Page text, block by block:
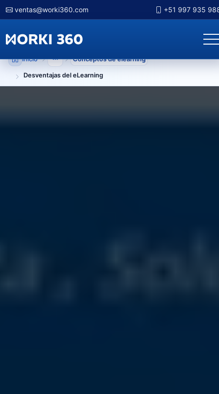
ventas@worki360.com +51 997 935
Inicio Mostrar niveles anteriores
Conceptos de elearning
Desventajas del eLearning